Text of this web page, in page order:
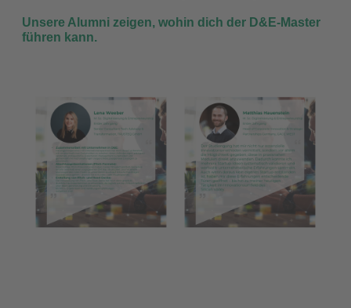
Unsere Alumni zeigen, wohin dich der D&E-Master
führen kann.